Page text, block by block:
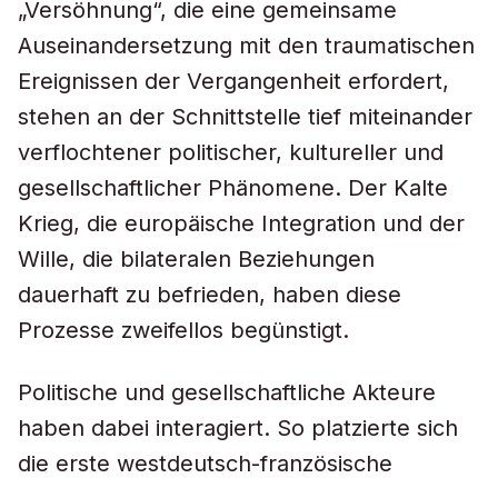
„Versöhnung“, die eine gemeinsame
Auseinandersetzung mit den traumatischen
Ereignissen der Vergangenheit erfordert,
stehen an der Schnittstelle tief miteinander
verflochtener politischer, kultureller und
gesellschaftlicher Phänomene. Der Kalte
Krieg, die europäische Integration und der
Wille, die bilateralen Beziehungen
dauerhaft zu befrieden, haben diese
Prozesse zweifellos begünstigt.
Politische und gesellschaftliche Akteure
haben dabei interagiert. So platzierte sich
die erste westdeutsch-französische